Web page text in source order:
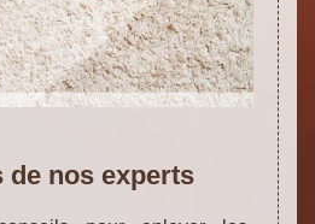
de nos experts